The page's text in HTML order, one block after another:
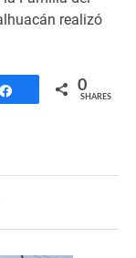
realizó
Share 0
SHARES